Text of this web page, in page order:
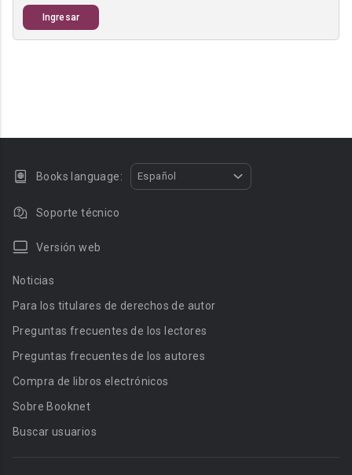
Ingresar
Books language: Español
Soporte técnico
Versión web
Noticias
Para los titulares de derechos de autor
Preguntas frecuentes de los lectores
Preguntas frecuentes de los autores
Compra de libros electrónicos
Sobre Booknet
Buscar usuarios